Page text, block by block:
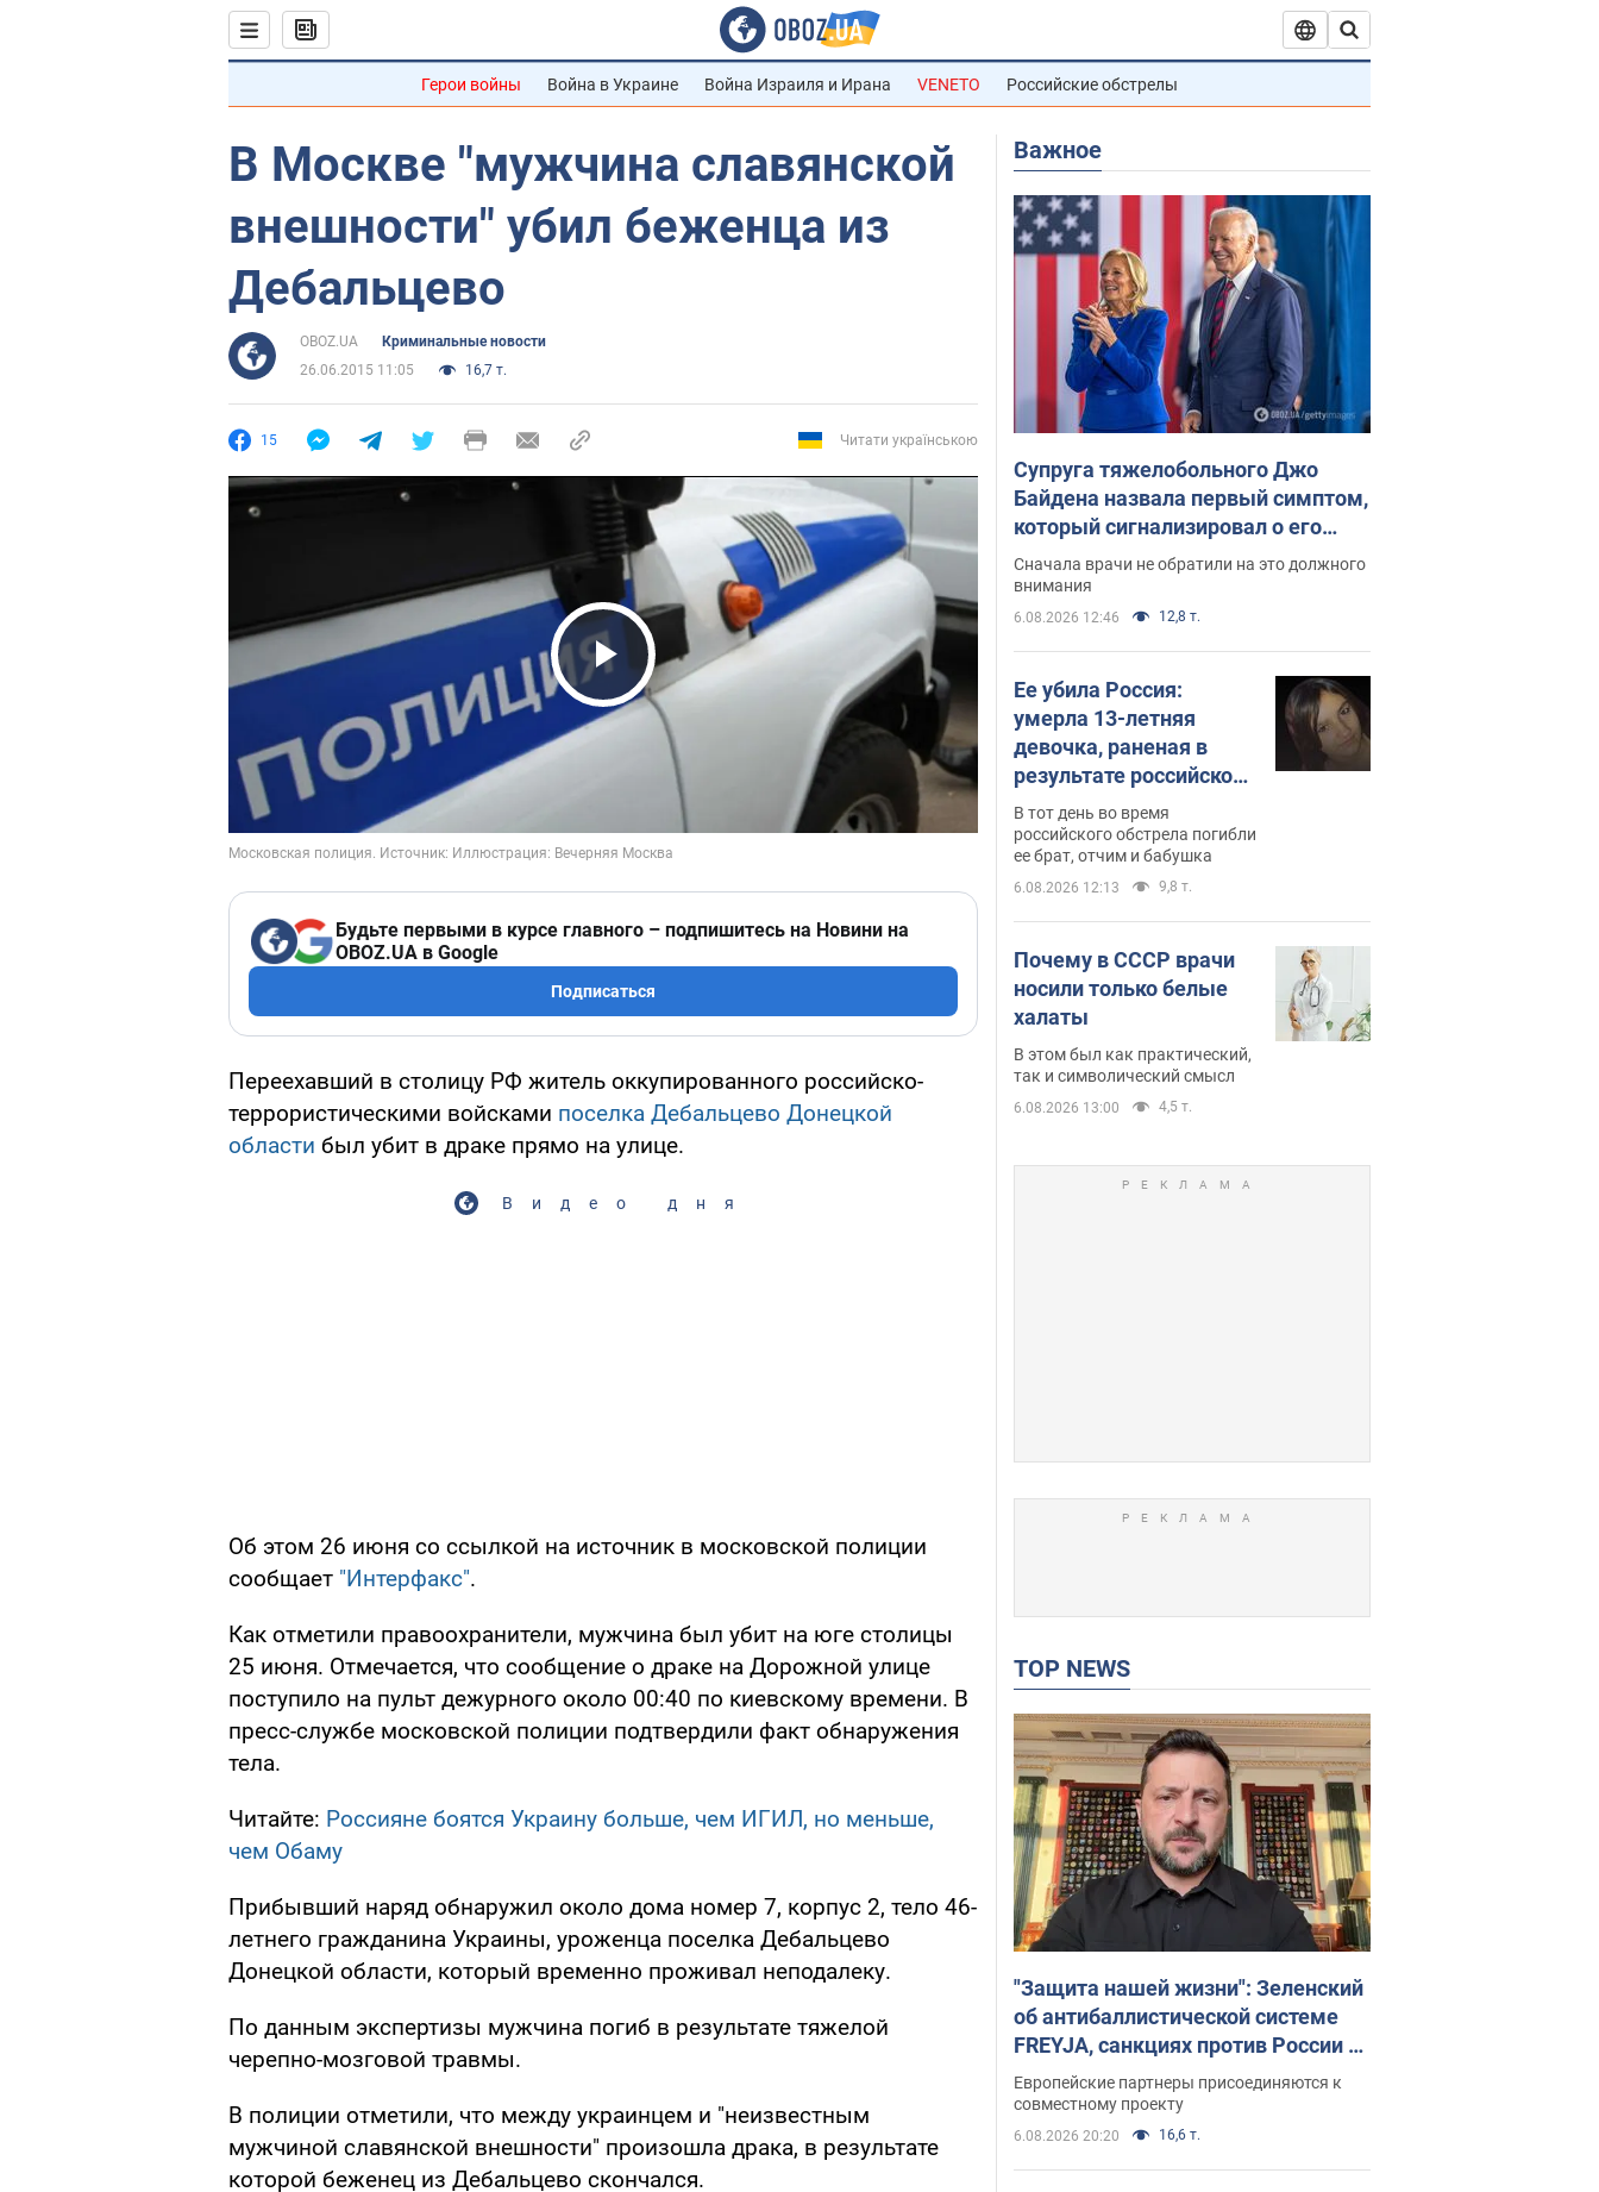
Герои войны Война в Украине Война Израиля и Ирана VENETO Российские обстрелы
В Москве "мужчина славянской
внешности" убил беженца из
Дебальцево
OBOZ.UA
Криминальные новости
26.06.2015 11:05
16,7 т.
15 Читати українською
Play Video
Будьте первыми в курсе главного – подпишитесь на Новини на
OBOZ.UA в Google
Подписаться
Переехавший в столицу РФ житель оккупированного российско-
террористическими войсками поселка Дебальцево Донецкой
области был убит в драке прямо на улице.
Видео дня
Об этом 26 июня со ссылкой на источник в московской полиции
сообщает "Интерфакс".
Как отметили правоохранители, мужчина был убит на юге столицы
25 июня. Отмечается, что сообщение о драке на Дорожной улице
поступило на пульт дежурного около 00:40 по киевскому времени. В
пресс-службе московской полиции подтвердили факт обнаружения
тела.
Читайте: Россияне боятся Украину больше, чем ИГИЛ, но меньше,
чем Обаму
Прибывший наряд обнаружил около дома номер 7, корпус 2, тело 46-
летнего гражданина Украины, уроженца поселка Дебальцево
Донецкой области, который временно проживал неподалеку.
По данным экспертизы мужчина погиб в результате тяжелой
черепно-мозговой травмы.
В полиции отметили, что между украинцем и "неизвестным
мужчиной славянской внешности" произошла драка, в результате
которой беженец из Дебальцево скончался.
Важное
Супруга тяжелобольного Джо
Байдена назвала первый симптом,
который сигнализировал о его
"агрессивном" раке
Сначала врачи не обратили на это должного
внимания
6.08.2026 12:46 12,8 т.
Ее убила Россия:
умерла 13-летняя
девочка, раненая в
результате российской
атаки на Сумскую
область. Фото
В тот день во время
российского обстрела погибли
ее брат, отчим и бабушка
6.08.2026 12:13 9,8 т.
Почему в СССР врачи
носили только белые
халаты
В этом был как практический,
так и символический смысл
6.08.2026 13:00 4,5 т.
TOP NEWS
"Защита нашей жизни": Зеленский
об антибаллистической системе
FREYJA, санкциях против России и
поддержке аграриев. Видео
Европейские партнеры присоединяются к
совместному проекту
6.08.2026 20:20 16,6 т.